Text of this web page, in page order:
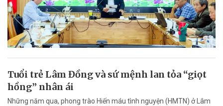
Tuổi trẻ Lâm Đồng và sứ mệnh lan tỏa “giọt
hồng” nhân ái
Những năm qua, phong trào Hiến máu tình nguyện (HMTN) ở Lâm